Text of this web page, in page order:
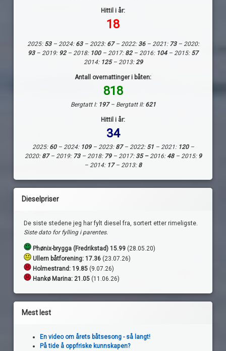
Hittil i år:
18
2025: 53– 2024:63– 2023: 67– 2022: 36– 2021: 73– 2020:
93– 2019: 92– 2018: 100 – 2017: 82– 2016: 104– 2015: 57
2014: 125– 2013:29
Antall overnattinger i båten:
818
Bergtatt I: 197– Bergtatt II: 621
Hittil i år:
34
2025: 60– 2024: 109– 2023: 87– 2022: 51– 2021: 120–
2020: 87– 2019: 73– 2018: 79– 2017: 35 –2016:48– 2015: 9
– 2014: 17– 2013: 8
Dieselpriser
De siste stedene jeg har fylt diesel fra, sortert etter rimeligste.
Siste dato for fylling i parentes.
Phønix-brygga (Fredrikstad) 15.99 (28.05.20)
Ullern båtforening: 17.36 (23.07.26)
Holmestrand: 19.85 (9.07.26)
Hankø Marina: 21.05 (11.06.26)
Mest lest
En video om årets båtsesong - så langt!
På tide å oppfriske kunnskapen?